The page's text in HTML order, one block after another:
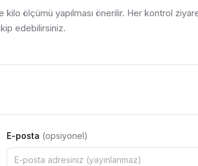
kilo ölçümü yapılması önerilir. Her kontrol
edebilirsiniz.
E-posta (opsiyonel)